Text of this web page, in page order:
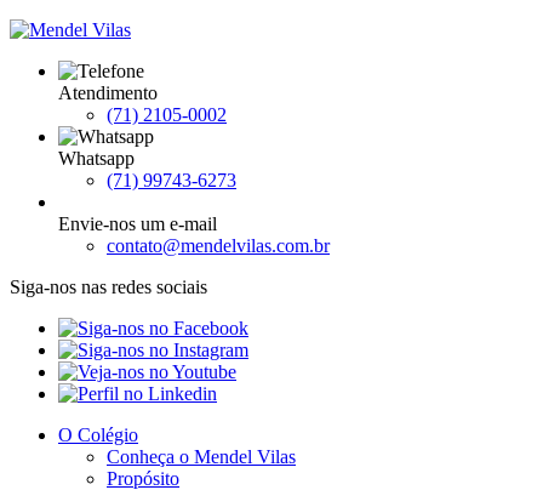
Atendimento
(71) 2105-0002
Whatsapp
(71) 99743-6273
Envie-nos um e-mail
contato@mendelvilas.com.br
Siga-nos nas redes sociais
O Colégio
Conheça o Mendel Vilas
Propósito